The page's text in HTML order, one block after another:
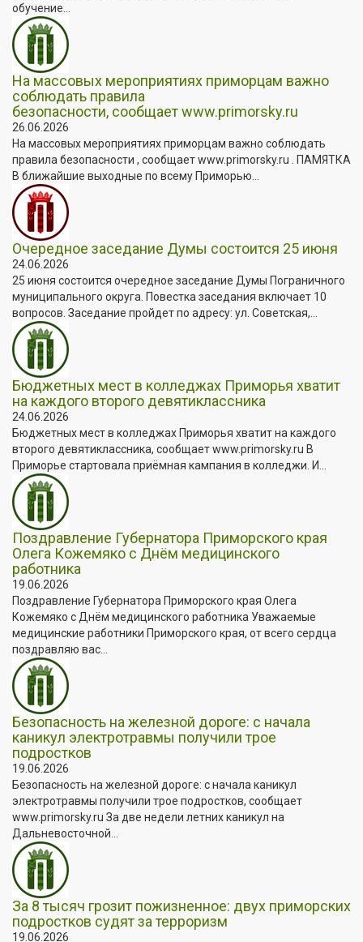
обучение...
На массовых мероприятиях приморцам важно
соблюдать правила
безопасности, сообщает www.primorsky.ru
26.06.2026
На массовых мероприятиях приморцам важно соблюдать
правила безопасности , сообщает www.primorsky.ru . ПАМЯТКА
В ближайшие выходные по всему Приморью...
Очередное заседание Думы состоится 25 июня
24.06.2026
25 июня состоится очередное заседание Думы Пограничного
муниципального округа. Повестка заседания включает 10
вопросов. Заседание пройдет по адресу: ул. Советская,...
Бюджетных мест в колледжах Приморья хватит
на каждого второго девятиклассника
24.06.2026
Бюджетных мест в колледжах Приморья хватит на каждого
второго девятиклассника, сообщает www.primorsky.ru В
Приморье стартовала приёмная кампания в колледжи. И...
Поздравление Губернатора Приморского края
Олега Кожемяко с Днём медицинского
работника
19.06.2026
Поздравление Губернатора Приморского края Олега
Кожемяко с Днём медицинского работника Уважаемые
медицинские работники Приморского края, от всего сердца
поздравляю вас...
Безопасность на железной дороге: с начала
каникул электротравмы получили трое
подростков
19.06.2026
Безопасность на железной дороге: с начала каникул
электротравмы получили трое подростков, сообщает
www.primorsky.ru За две недели летних каникул на
Дальневосточной...
За 8 тысяч грозит пожизненное: двух приморских
подростков судят за терроризм
19.06.2026